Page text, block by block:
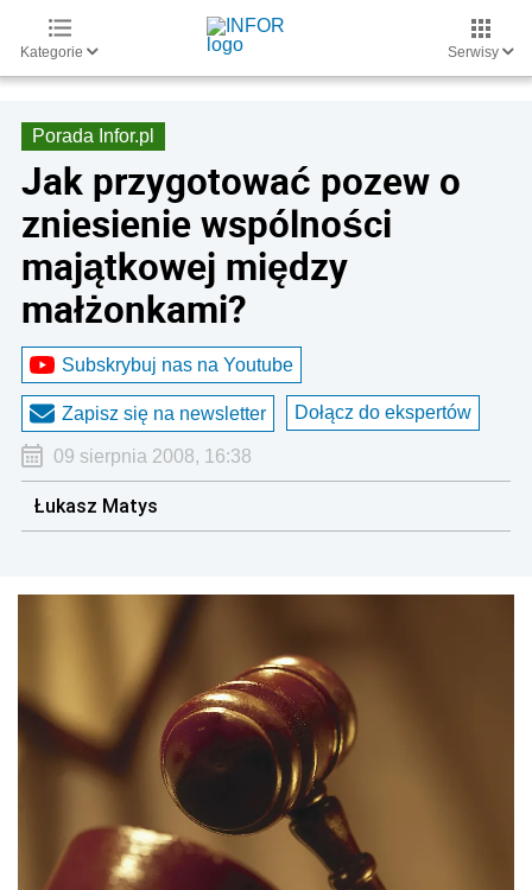
Kategorie Serwisy
Porada Infor.pl
Jak przygotować pozew o
zniesienie wspólności
majątkowej między
małżonkami?
Subskrybuj nas na Youtube
Zapisz się na newsletter Dołącz do ekspertów
09 sierpnia 2008, 16:38
Łukasz Matys